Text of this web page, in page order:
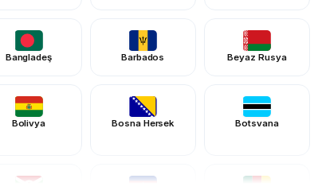
Bangladeş Barbados Beyaz Rusya
Bolivya Bosna Hersek Botsvana